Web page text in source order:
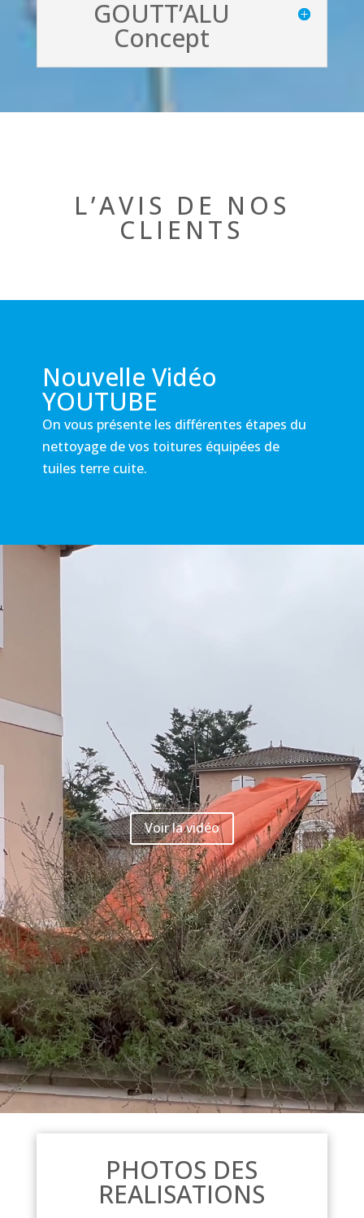
GOUTT’ALU
Concept
L’AVIS DE NOS
CLIENTS
Nouvelle Vidéo
YOUTUBE
On vous présente les différentes étapes du
nettoyage de vos toitures équipées de
tuiles terre cuite.
Voir la vidéo
PHOTOS DES
REALISATIONS